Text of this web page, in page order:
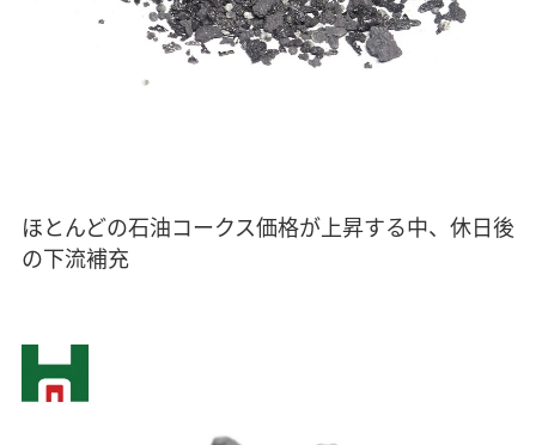
ほとんどの石油コークス価格が上昇する中、休日後
の下流補充